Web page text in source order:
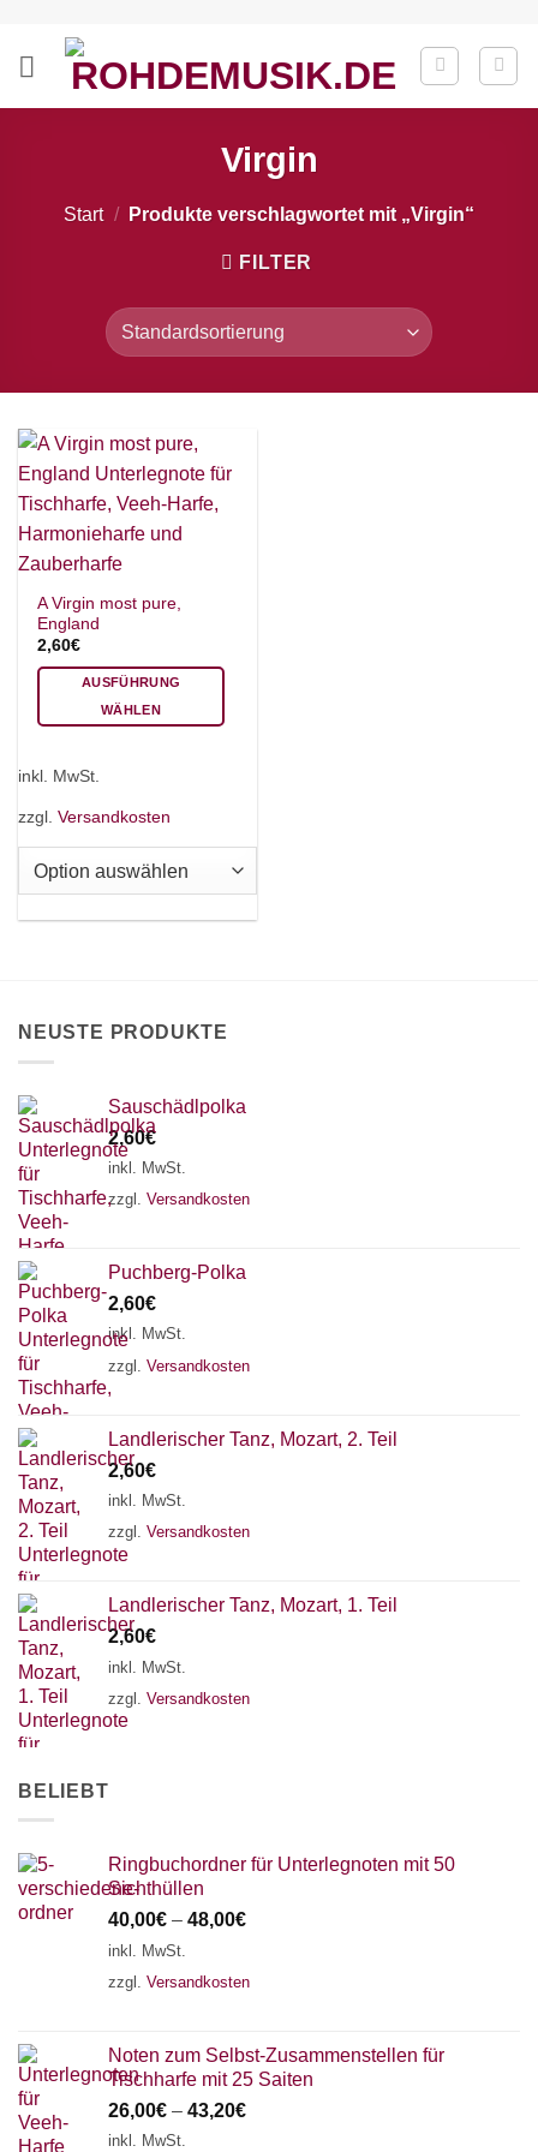
springen
Virgin
Start / Produkte verschlagwortet mit „Virgin“
FILTER
A Virgin most pure,
England
2,60€
AUSFÜHRUNG
WÄHLEN
mehrere
auf.
gewählt
werden
inkl. MwSt.
zzgl. Versandkosten
NEUSTE PRODUKTE
Sauschädlpolka
2,60€
inkl. MwSt.
zzgl. Versandkosten
Puchberg-Polka
2,60€
inkl. MwSt.
zzgl. Versandkosten
Landlerischer Tanz, Mozart, 2. Teil
2,60€
inkl. MwSt.
zzgl. Versandkosten
Landlerischer Tanz, Mozart, 1. Teil
2,60€
inkl. MwSt.
zzgl. Versandkosten
BELIEBT
Ringbuchordner für Unterlegnoten mit 50
Sichthüllen
40,00€ – 48,00€
inkl. MwSt.
zzgl. Versandkosten
Noten zum Selbst-Zusammenstellen für
Tischharfe mit 25 Saiten
26,00€ – 43,20€
inkl. MwSt.
Chat Support
18 SAITEN 21 SAITEN